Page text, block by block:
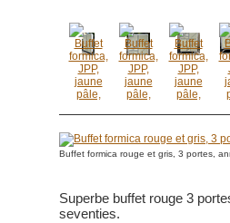
Buffet formica rouge et gris, 3 portes,
Superbe buffet rouge 3
seventies.